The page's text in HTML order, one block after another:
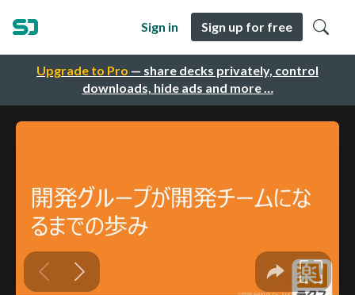
Upgrade to Pro — share decks privately, control
downloads, hide ads and more …
Sign in Sign up for free